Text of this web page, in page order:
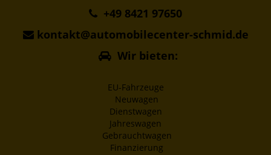
+49 8421 97650
kontakt@automobilecenter-schmid.de
Wir bieten:
EU-Fahrzeuge
Neuwagen
Dienstwagen
Jahreswagen
Gebrauchtwagen
Finanzierung